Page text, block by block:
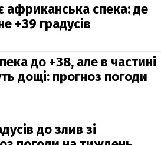
африканська спека: де
+39 градусів
до +38, але в частині
дощі: прогноз погоди
до злив зі